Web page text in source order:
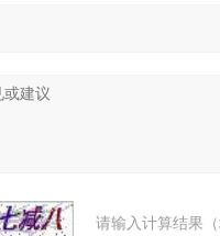
请输入计算结果